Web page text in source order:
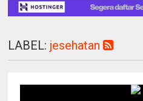
LABEL: jesehatan